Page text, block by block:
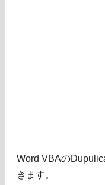
Word VBAの
きます。